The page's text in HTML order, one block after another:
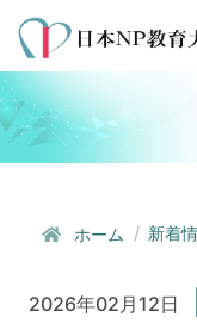
ホーム 新着
2026年02月12日